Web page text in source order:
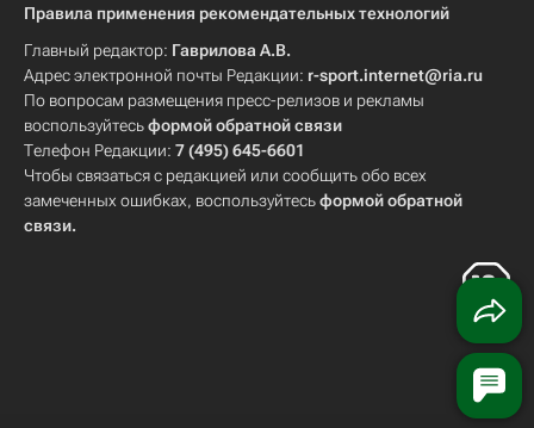
Правила применения рекомендательных технологий
Главный редактор: Гаврилова А.В.
Адрес электронной почты Редакции: r-sport.internet@ria.ru
По вопросам размещения пресс-релизов и рекламы
воспользуйтесьформой обратной связи
Телефон Редакции: 7 (495) 645-6601
Чтобы связаться с редакцией или сообщить обо всех
замеченных ошибках, воспользуйтесьформой обратной
связи.